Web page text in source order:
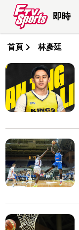
即時
首頁 林彥廷